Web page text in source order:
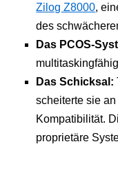
Zilog Z8000,
des
Das PCOS-
Das Schicksal:
scheiterte sie
Kompatibilität.
proprietäre